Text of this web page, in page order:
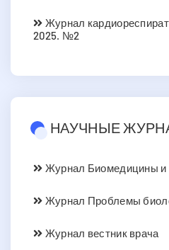
Журнал
2025. №2
НАУЧНЫЕ
Журнал Биомедицины и
Журнал Проблемы
Журнал вестник врача